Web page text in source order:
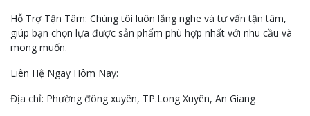
Hỗ Trợ Tận Tâm: Chúng tôi luôn lắng nghe và tư vấn tận tâm,
giúp bạn chọn lựa được sản phẩm phù hợp nhất với nhu cầu và
mong muốn.
Liên Hệ Ngay Hôm Nay:
Địa chỉ: Phường đông xuyên, TP.Long Xuyên, An Giang